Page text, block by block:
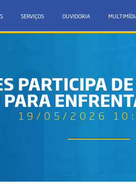
SERVIÇOS OUVIDORIA
PARTICIPA
19/05/2026